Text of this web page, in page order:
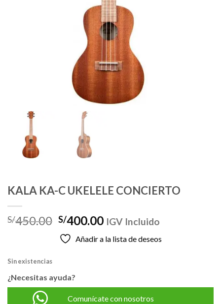
KALA KA-C UKELELE CONCIERTO
S/450.00 El
precio
original
S/400.00El
actual
IGV Incluido
Añadir a la lista de deseos
Sin existencias
¿Necesitas ayuda?
Comunícate con nosotros